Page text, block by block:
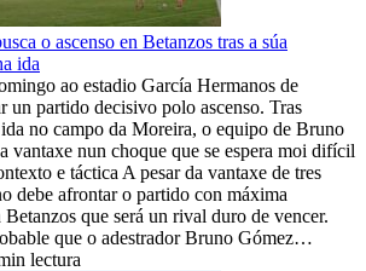
o ascenso en Betanzos tras a súa
ida
ao estadio García Hermanos de
un partido decisivo polo ascenso. Tras
no campo da Moreira, o equipo de Bruno
vantaxe nun choque que se espera moi difícil
e táctica A pesar da vantaxe de tres
debe afrontar o partido con máxima
que será un rival duro de vencer.
que o adestrador Bruno Gómez…
lectura